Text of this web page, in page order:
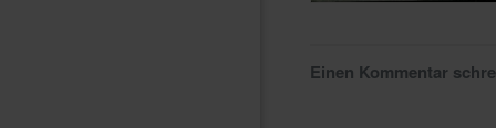
Einen Kommentar